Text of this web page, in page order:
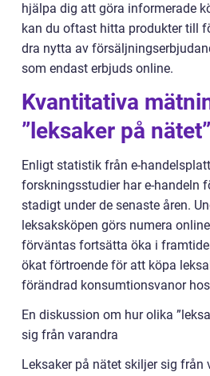
hjälpa dig att göra informerade
kan du oftast hitta produkter till
dra nytta av
som endast erbjuds online.
Kvantitativa
”leksaker på nätet”
Enligt statistik från e-
forskningsstudier har e-handeln
stadigt under de senaste åren.
leksaksköpen görs numera
förväntas fortsätta öka i
ökat förtroende för att köpa
förändrad konsumtionsvanor
En diskussion om hur olika
sig från varandra
Leksaker på nätet skiljer sig från